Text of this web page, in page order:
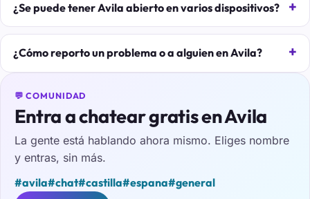
¿Se puede tener Avila abierto en varios dispositivos?
¿Cómo reporto un problema o a alguien en Avila?
💬 COMUNIDAD
Entra a chatear gratis en Avila
La gente está hablando ahora mismo. Eliges nombre
y entras, sin más.
#avila#chat#castilla#espana#general